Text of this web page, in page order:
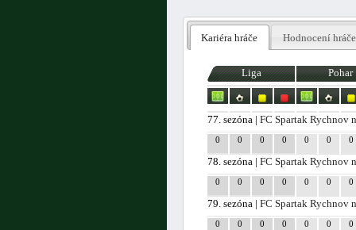
Kariéra hráče Hodnocení hráče
Liga Pohar
77. sezóna |FC Spartak Rychnov
0 0 0 0 0 0 0
78. sezóna |FC Spartak Rychnov
0 0 0 0 0 0 0
79. sezóna |FC Spartak Rychnov
0 0 0 0 0 0 0